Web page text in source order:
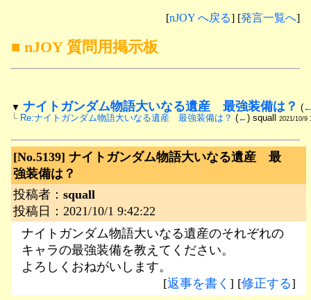
[nJOY へ戻る] [発言一覧へ]
■ nJOY 質問用掲示板
▼ ナイトガンダム物語大いなる遺産　最強装備は？ (
└ Re:ナイトガンダム物語大いなる遺産　最強装備は？ (←) squall 2021/10/9
[No.5139] ナイトガンダム物語大いなる遺産 最
強装備は？
投稿者： squall
投稿日：2021/10/1 9:42:22
ナイトガンダム物語大いなる遺産のそれぞれの
キャラの最強装備を教えてください。
よろしくおねがいします。
[返事を書く] [修正する]